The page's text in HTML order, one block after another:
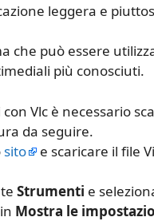
leggera e
che può essere
più conosciuti.
Vlc è necessario
da seguire.
sito
e scaricare il file
Strumenti e
in Mostra le